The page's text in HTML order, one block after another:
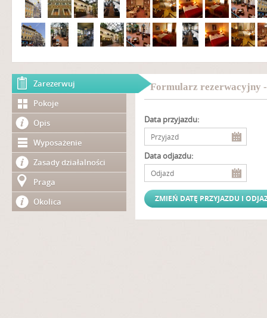
Zarezerwuj
Pokoje
Opis
Wyposażenie
Zasady działalności
Praga
Okolica
Formularz rezerwacyjny
Data przyjazdu:
Data odjazdu: